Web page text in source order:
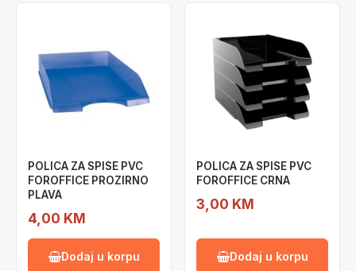
POLICA ZA SPISE PVC
FOROFFICE PROZIRNO
PLAVA
4,00 KM
Dodaj u korpu
POLICA ZA SPISE PVC
FOROFFICE CRNA
3,00 KM
Dodaj u korpu